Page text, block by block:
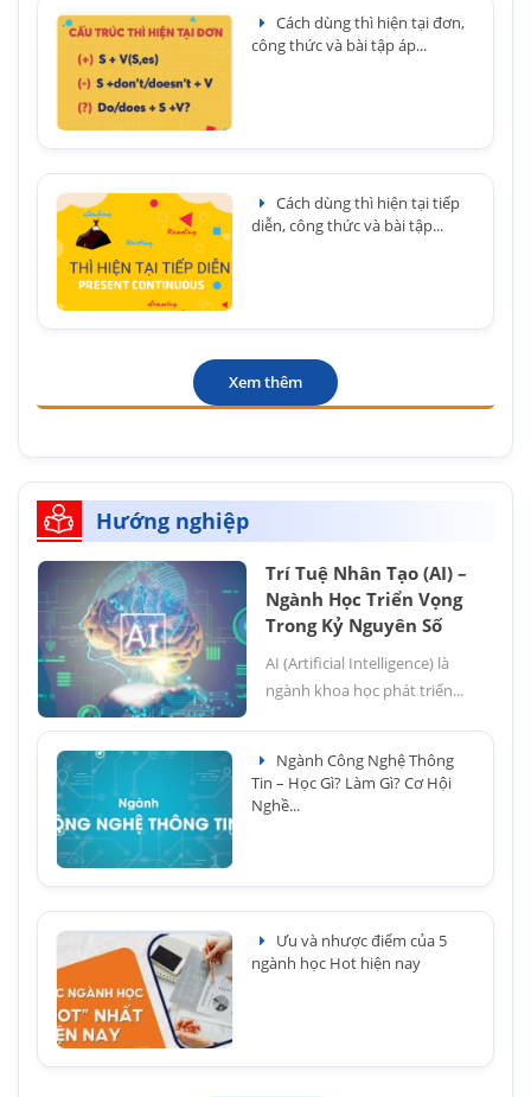
Cách dùng thì hiện tại đơn,
công thức và bài tập áp...
Cách dùng thì hiện tại tiếp
diễn, công thức và bài tập...
Xem thêm
Hướng nghiệp
Trí Tuệ Nhân Tạo (AI) –
Ngành Học Triển Vọng
Trong Kỷ Nguyên Số
AI (Artificial Intelligence) là
ngành khoa học phát triển...
Ngành Công Nghệ Thông
Tin – Học Gì? Làm Gì? Cơ Hội
Nghề...
Ưu và nhược điểm của 5
ngành học Hot hiện nay